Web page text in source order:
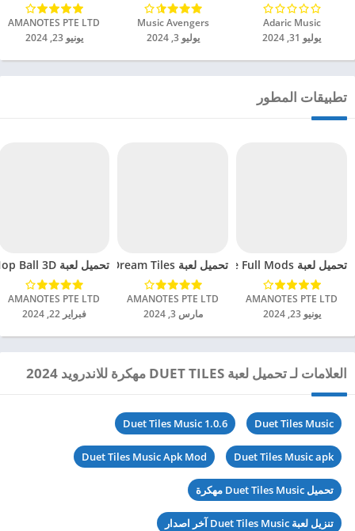
Adaric Music‏
يوليو 31, 2024
Music Avengers‏
يوليو 3, 2024
AMANOTES PTE LTD‏
يونيو 23, 2024
تطبيقات المطور
تحميل لعبة Music Night Battle Full Mods مهكرة للاندرويد 2024
AMANOTES PTE LTD‏
يونيو 23, 2024
تحميل لعبة Magic Dream Tiles مهكرة للاندرويد 2024
AMANOTES PTE LTD‏
مارس 3, 2024
تحميل لعبة Hop Ball 3D مهكرة للاندرويد 2024
AMANOTES PTE LTD‏
فبراير 22, 2024
العلامات لـ تحميل لعبة DUET TILES مهكرة للاندرويد 2024
Duet Tiles Music
Duet Tiles Music 1.0.6
Duet Tiles Music apk
Duet Tiles Music Apk Mod
تحميل Duet Tiles Music مهكرة
تنزيل لعبة Duet Tiles Music آخر اصدار